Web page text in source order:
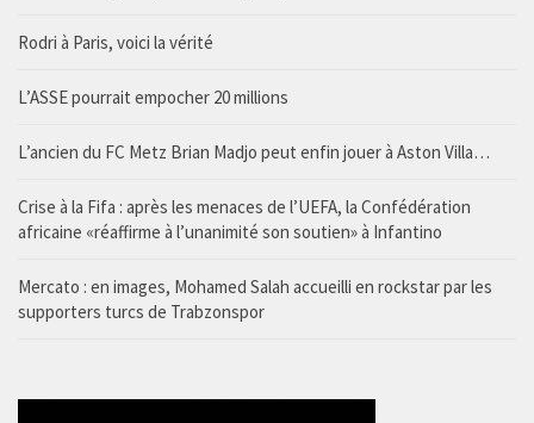
Rodri à Paris, voici la vérité
L’ASSE pourrait empocher 20 millions
L’ancien du FC Metz Brian Madjo peut enfin jouer à Aston Villa…
Crise à la Fifa : après les menaces de l’UEFA, la Confédération
africaine «réaffirme à l’unanimité son soutien» à Infantino
Mercato : en images, Mohamed Salah accueilli en rockstar par les
supporters turcs de Trabzonspor